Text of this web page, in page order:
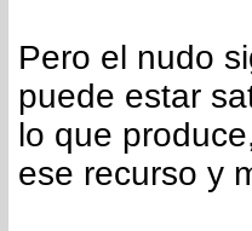
Pero el nudo
puede estar
lo que
ese recurso y